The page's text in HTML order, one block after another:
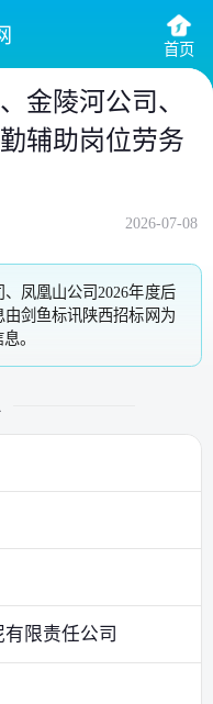
首页
金陵河公司、
辅助岗位劳务
2026-07-08
、凤凰山公司2026年度后
剑鱼标讯陕西招标网为
。
限责任公司